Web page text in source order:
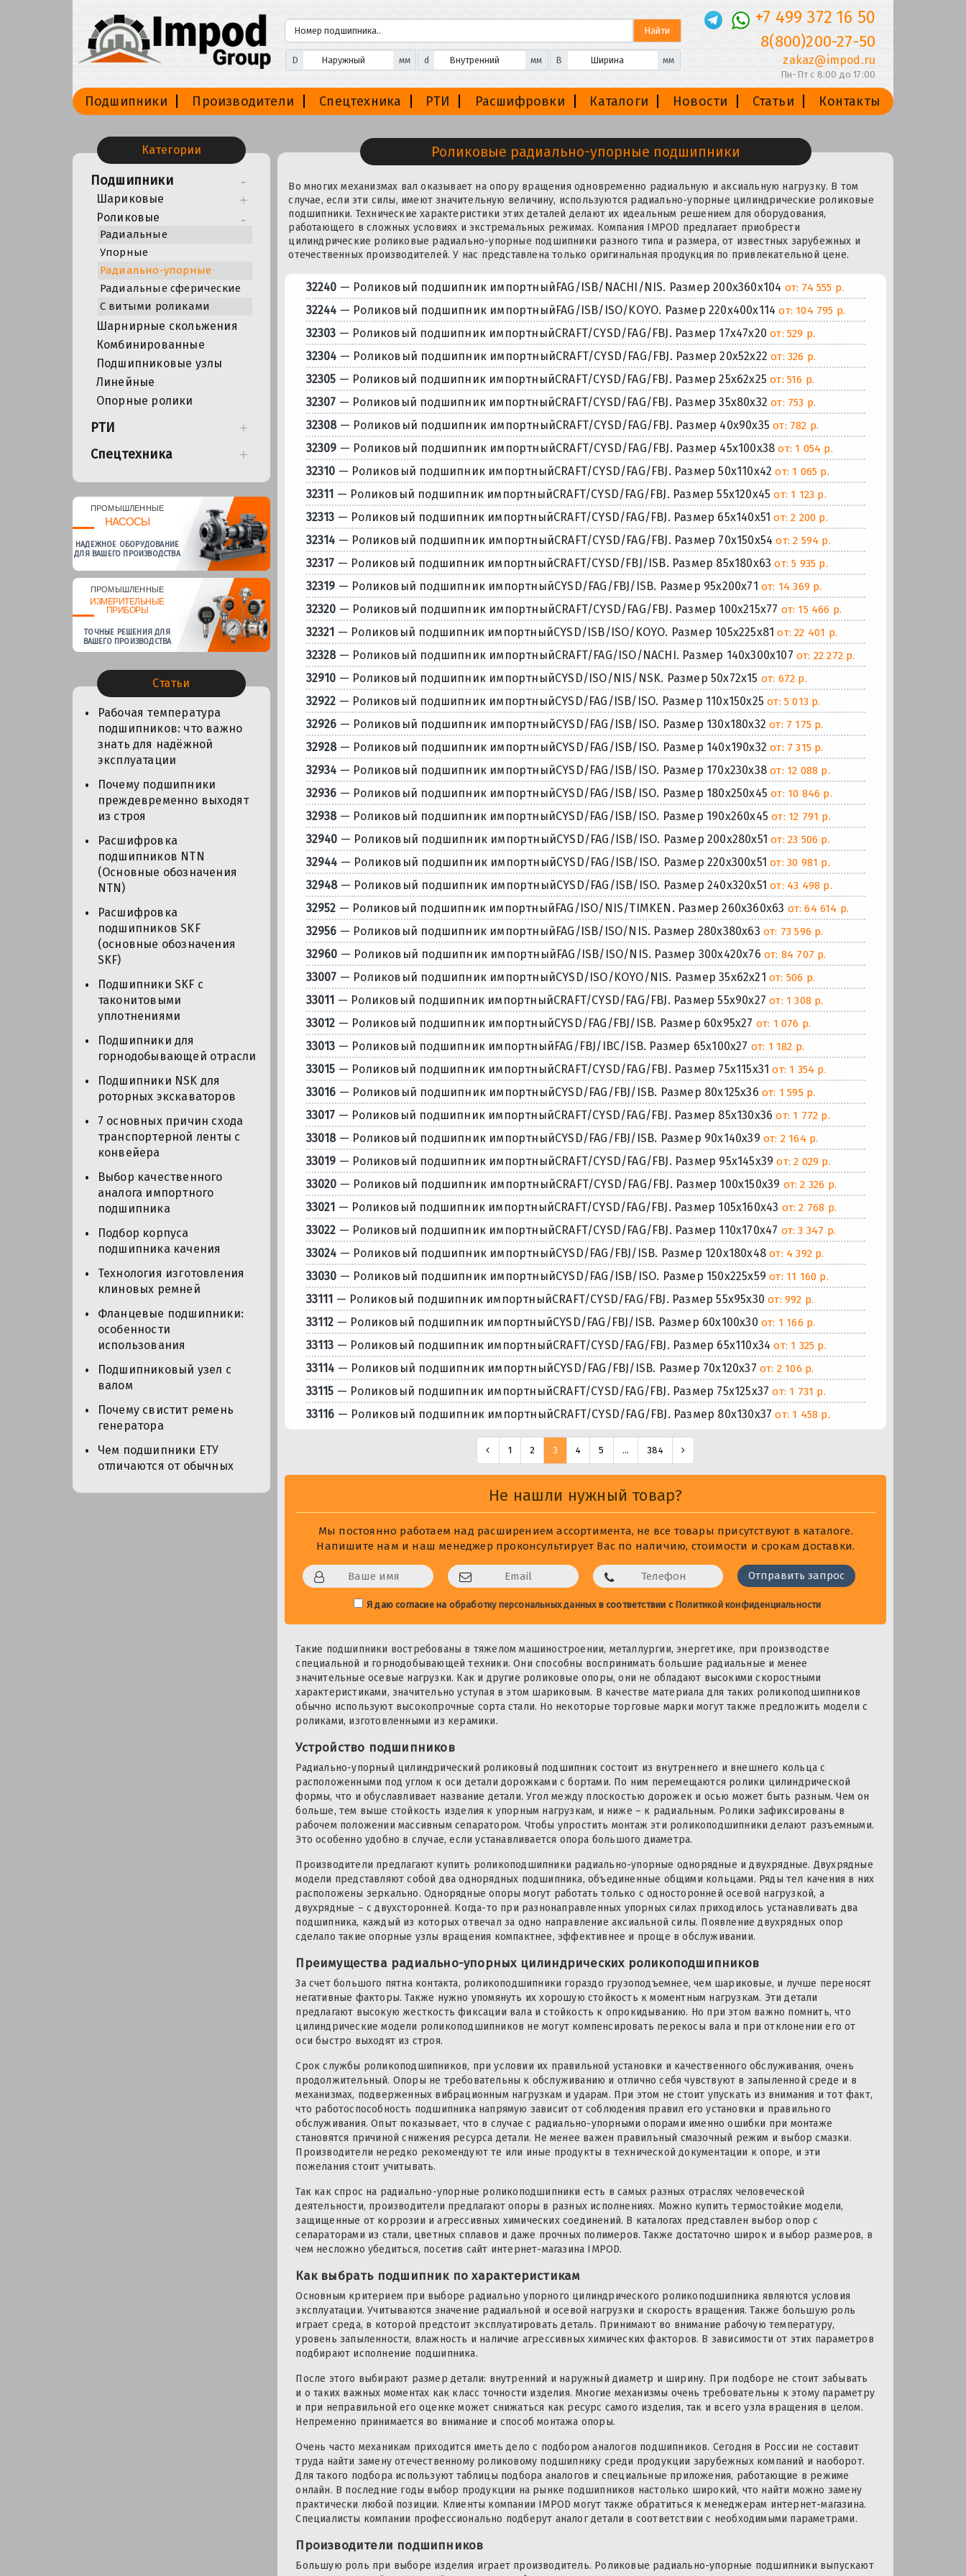
D мм d мм B мм
+7 499 372 16 50
8(800)200-27-50
zakaz@impod.ru
Пн-Пт с 8:00 до 17:00
Подшипники Производители Спецтехника РТИ Расшифровки Каталоги Новости Статьи Контакты
Категории
Подшипники
Шариковые
Роликовые
Радиальные
Упорные
Радиально-упорные
Радиальные сферические
С витыми роликами
Шарнирные скольжения
Комбинированные
Подшипниковые узлы
Линейные
Опорные ролики
РТИ
Спецтехника
ПРОМЫШЛЕННЫЕ
НАСОСЫ
НАДЕЖНОЕ ОБОРУДОВАНИЕ
ДЛЯ ВАШЕГО ПРОИЗВОДСТВА
ПРОМЫШЛЕННЫЕ
ИЗМЕРИТЕЛЬНЫЕ
ПРИБОРЫ
ТОЧНЫЕ РЕШЕНИЯ ДЛЯ
ВАШЕГО ПРОИЗВОДСТВА
Статьи
Рабочая температура
подшипников: что важно
знать для надёжной
эксплуатации
Почему подшипники
преждевременно выходят
из строя
Расшифровка
подшипников NTN
(Основные обозначения
NTN)
Расшифровка
подшипников SKF
(основные обозначения
SKF)
Подшипники SKF с
таконитовыми
уплотнениями
Подшипники для
горнодобывающей отрасли
Подшипники NSK для
роторных экскаваторов
7 основных причин схода
транспортерной ленты с
конвейера
Выбор качественного
аналога импортного
подшипника
Подбор корпуса
подшипника качения
Технология изготовления
клиновых ремней
Фланцевые подшипники:
особенности
использования
Подшипниковый узел с
валом
Почему свистит ремень
генератора
Чем подшипники ЕТУ
отличаются от обычных
Роликовые радиально-упорные подшипники
Во многих механизмах вал оказывает на опору вращения одновременно радиальную и аксиальную нагрузку. В том
случае, если эти силы, имеют значительную величину, используются радиально-упорные цилиндрические роликовые
подшипники. Технические характеристики этих деталей делают их идеальным решением для оборудования,
работающего в сложных условиях и экстремальных режимах. Компания IMPOD предлагает приобрести
цилиндрические роликовые радиально-упорные подшипники разного типа и размера, от известных зарубежных и
отечественных производителей. У нас представлена только оригинальная продукция по привлекательной цене.
32240 — Роликовый подшипник импортныйFAG/ISB/NACHI/NIS. Размер 200x360x104 от: 74 555 р.
32244 — Роликовый подшипник импортныйFAG/ISB/ISO/KOYO. Размер 220x400x114от: 104 795 р.
32303 — Роликовый подшипник импортныйCRAFT/CYSD/FAG/FBJ. Размер 17x47x20от: 529 р.
32304 — Роликовый подшипник импортныйCRAFT/CYSD/FAG/FBJ. Размер 20x52x22от: 326 р.
32305 — Роликовый подшипник импортныйCRAFT/CYSD/FAG/FBJ. Размер 25x62x25от: 516 р.
32307 — Роликовый подшипник импортныйCRAFT/CYSD/FAG/FBJ. Размер 35x80x32от: 753 р.
32308— Роликовый подшипник импортныйCRAFT/CYSD/FAG/FBJ. Размер 40x90x35от: 782 р.
32309 — Роликовый подшипник импортныйCRAFT/CYSD/FAG/FBJ. Размер 45x100x38от: 1 054 р.
32310 — Роликовый подшипник импортныйCRAFT/CYSD/FAG/FBJ. Размер 50x110x42от: 1 065 р.
32311 — Роликовый подшипник импортныйCRAFT/CYSD/FAG/FBJ. Размер 55x120x45от: 1 123 р.
32313 — Роликовый подшипник импортныйCRAFT/CYSD/FAG/FBJ. Размер 65x140x51от: 2 200 р.
32314 — Роликовый подшипник импортныйCRAFT/CYSD/FAG/FBJ. Размер 70x150x54от: 2 594 р.
32317 — Роликовый подшипник импортныйCRAFT/CYSD/FBJ/ISB. Размер 85x180x63от: 5 935 р.
32319 — Роликовый подшипник импортныйCYSD/FAG/FBJ/ISB. Размер 95x200x71от: 14 369 р.
32320 — Роликовый подшипник импортныйCRAFT/CYSD/FAG/FBJ. Размер 100x215x77 от: 15 466 р.
32321 — Роликовый подшипник импортныйCYSD/ISB/ISO/KOYO. Размер 105x225x81от: 22 401 р.
32328— Роликовый подшипник импортныйCRAFT/FAG/ISO/NACHI. Размер 140x300x107от: 22 272 р.
32910 — Роликовый подшипник импортныйCYSD/ISO/NIS/NSK. Размер 50x72x15 от: 672 р.
32922 — Роликовый подшипник импортныйCYSD/FAG/ISB/ISO. Размер 110x150x25от: 5 013 р.
32926 — Роликовый подшипник импортныйCYSD/FAG/ISB/ISO. Размер 130x180x32от: 7 175 р.
32928— Роликовый подшипник импортныйCYSD/FAG/ISB/ISO. Размер 140x190x32от: 7 315 р.
32934 — Роликовый подшипник импортныйCYSD/FAG/ISB/ISO. Размер 170x230x38от: 12 088 р.
32936 — Роликовый подшипник импортныйCYSD/FAG/ISB/ISO. Размер 180x250x45от: 10 846 р.
32938— Роликовый подшипник импортныйCYSD/FAG/ISB/ISO. Размер 190x260x45от: 12 791 р.
32940 — Роликовый подшипник импортныйCYSD/FAG/ISB/ISO. Размер 200x280x51от: 23 506 р.
32944 — Роликовый подшипник импортныйCYSD/FAG/ISB/ISO. Размер 220x300x51от: 30 981 р.
32948— Роликовый подшипник импортныйCYSD/FAG/ISB/ISO. Размер 240x320x51от: 43 498 р.
32952 — Роликовый подшипник импортныйFAG/ISO/NIS/TIMKEN. Размер 260x360x63 от: 64 614 р.
32956 — Роликовый подшипник импортныйFAG/ISB/ISO/NIS. Размер 280x380x63от: 73 596 р.
32960 — Роликовый подшипник импортныйFAG/ISB/ISO/NIS. Размер 300x420x76от: 84 707 р.
33007 — Роликовый подшипник импортныйCYSD/ISO/KOYO/NIS. Размер 35x62x21от: 506 р.
33011 — Роликовый подшипник импортныйCRAFT/CYSD/FAG/FBJ. Размер 55x90x27от: 1 308 р.
33012 — Роликовый подшипник импортныйCYSD/FAG/FBJ/ISB. Размер 60x95x27 от: 1 076 р.
33013 — Роликовый подшипник импортныйFAG/FBJ/IBC/ISB. Размер 65x100x27 от: 1 182 р.
33015 — Роликовый подшипник импортныйCRAFT/CYSD/FAG/FBJ. Размер 75x115x31от: 1 354 р.
33016 — Роликовый подшипник импортныйCYSD/FAG/FBJ/ISB. Размер 80x125x36от: 1 595 р.
33017 — Роликовый подшипник импортныйCRAFT/CYSD/FAG/FBJ. Размер 85x130x36от: 1 772 р.
33018— Роликовый подшипник импортныйCYSD/FAG/FBJ/ISB. Размер 90x140x39от: 2 164 р.
33019 — Роликовый подшипник импортныйCRAFT/CYSD/FAG/FBJ. Размер 95x145x39от: 2 029 р.
33020 — Роликовый подшипник импортныйCRAFT/CYSD/FAG/FBJ. Размер 100x150x39 от: 2 326 р.
33021 — Роликовый подшипник импортныйCRAFT/CYSD/FAG/FBJ. Размер 105x160x43 от: 2 768 р.
33022 — Роликовый подшипник импортныйCRAFT/CYSD/FAG/FBJ. Размер 110x170x47 от: 3 347 р.
33024 — Роликовый подшипник импортныйCYSD/FAG/FBJ/ISB. Размер 120x180x48от: 4 392 р.
33030 — Роликовый подшипник импортныйCYSD/FAG/ISB/ISO. Размер 150x225x59от: 11 160 р.
33111 — Роликовый подшипник импортныйCRAFT/CYSD/FAG/FBJ. Размер 55x95x30от: 992 р.
33112 — Роликовый подшипник импортныйCYSD/FAG/FBJ/ISB. Размер 60x100x30от: 1 166 р.
33113 — Роликовый подшипник импортныйCRAFT/CYSD/FAG/FBJ. Размер 65x110x34от: 1 325 р.
33114 — Роликовый подшипник импортныйCYSD/FAG/FBJ/ISB. Размер 70x120x37от: 2 106 р.
33115 — Роликовый подшипник импортныйCRAFT/CYSD/FAG/FBJ. Размер 75x125x37от: 1 731 р.
33116 — Роликовый подшипник импортныйCRAFT/CYSD/FAG/FBJ. Размер 80x130x37от: 1 458 р.
1 2 3 4 5 ... 384
Не нашли нужный товар?
Мы постоянно работаем над расширением ассортимента, не все товары присутствуют в каталоге.
Напишите нам и наш менеджер проконсультирует Вас по наличию, стоимости и срокам доставки.
Я даю согласие на обработку персональных данныхв соответствии с Политикой конфиденциальности
Такие подшипники востребованы в тяжелом машиностроении, металлургии, энергетике, при производстве
специальной и горнодобывающей техники. Они способны воспринимать большие радиальные и менее
значительные осевые нагрузки. Как и другие роликовые опоры, они не обладают высокими скоростными
характеристиками, значительно уступая в этом шариковым. В качестве материала для таких роликоподшипников
обычно используют высокопрочные сорта стали. Но некоторые торговые марки могут также предложить модели с
роликами, изготовленными из керамики.
Устройство подшипников
Радиально-упорный цилиндрический роликовый подшипник состоит из внутреннего и внешнего кольца с
расположенными под углом к оси детали дорожками с бортами. По ним перемещаются ролики цилиндрической
формы, что и обуславливает название детали. Угол между плоскостью дорожек и осью может быть разным. Чем он
больше, тем выше стойкость изделия к упорным нагрузкам, и ниже – к радиальным. Ролики зафиксированы в
рабочем положении массивным сепаратором. Чтобы упростить монтаж эти роликоподшипники делают разъемными.
Это особенно удобно в случае, если устанавливается опора большого диаметра.
Производители предлагают купить роликоподшипники радиально-упорные однорядные и двухрядные. Двухрядные
модели представляют собой два однорядных подшипника, объединенные общими кольцами. Ряды тел качения в них
расположены зеркально. Однорядные опоры могут работать только с односторонней осевой нагрузкой, а
двухрядные – с двухсторонней. Когда-то при разнонаправленных упорных силах приходилось устанавливать два
подшипника, каждый из которых отвечал за одно направление аксиальной силы. Появление двухрядных опор
сделало такие опорные узлы вращения компактнее, эффективнее и проще в обслуживании.
Преимущества радиально-упорных цилиндрических роликоподшипников
За счет большого пятна контакта, роликоподшипники гораздо грузоподъемнее, чем шариковые, и лучше переносят
негативные факторы. Также нужно упомянуть их хорошую стойкость к моментным нагрузкам. Эти детали
предлагают высокую жесткость фиксации вала и стойкость к опрокидыванию. Но при этом важно помнить, что
цилиндрические модели роликоподшипников не могут компенсировать перекосы вала и при отклонении его от
оси быстро выходят из строя.
Срок службы роликоподшипников, при условии их правильной установки и качественного обслуживания, очень
продолжительный. Опоры не требовательны к обслуживанию и отлично себя чувствуют в запыленной среде и в
механизмах, подверженных вибрационным нагрузкам и ударам. При этом не стоит упускать из внимания и тот факт,
что работоспособность подшипника напрямую зависит от соблюдения правил его установки и правильного
обслуживания. Опыт показывает, что в случае с радиально-упорными опорами именно ошибки при монтаже
становятся причиной снижения ресурса детали. Не менее важен правильный смазочный режим и выбор смазки.
Производители нередко рекомендуют те или иные продукты в технической документации к опоре, и эти
пожелания стоит учитывать.
Так как спрос на радиально-упорные роликоподшипники есть в самых разных отраслях человеческой
деятельности, производители предлагают опоры в разных исполнениях. Можно купить термостойкие модели,
защищенные от коррозии и агрессивных химических соединений. В каталогах представлен выбор опор с
сепараторами из стали, цветных сплавов и даже прочных полимеров. Также достаточно широк и выбор размеров, в
чем несложно убедиться, посетив сайт интернет-магазина IMPOD.
Как выбрать подшипник по характеристикам
Основным критерием при выборе радиально упорного цилиндрического роликоподшипника являются условия
эксплуатации. Учитываются значение радиальной и осевой нагрузки и скорость вращения. Также большую роль
играет среда, в которой предстоит эксплуатировать деталь. Принимают во внимание рабочую температуру,
уровень запыленности, влажность и наличие агрессивных химических факторов. В зависимости от этих параметров
подбирают исполнение подшипника.
После этого выбирают размер детали: внутренний и наружный диаметр и ширину. При подборе не стоит забывать
и о таких важных моментах как класс точности изделия. Многие механизмы очень требовательны к этому параметру
и при неправильной его оценке может снижаться как ресурс самого изделия, так и всего узла вращения в целом.
Непременно принимается во внимание и способ монтажа опоры.
Очень часто механикам приходится иметь дело с подбором аналогов подшипников. Сегодня в России не составит
труда найти замену отечественному роликовому подшипнику среди продукции зарубежных компаний и наоборот.
Для такого подбора используют таблицы подбора аналогов и специальные приложения, работающие в режиме
онлайн. В последние годы выбор продукции на рынке подшипников настолько широкий, что найти можно замену
практически любой позиции. Клиенты компании IMPOD могут также обратиться к менеджерам интернет-магазина.
Специалисты компании профессионально подберут аналог детали в соответствии с необходимыми параметрами.
Производители подшипников
Большую роль при выборе изделия играет производитель. Роликовые радиально-упорные подшипники выпускают